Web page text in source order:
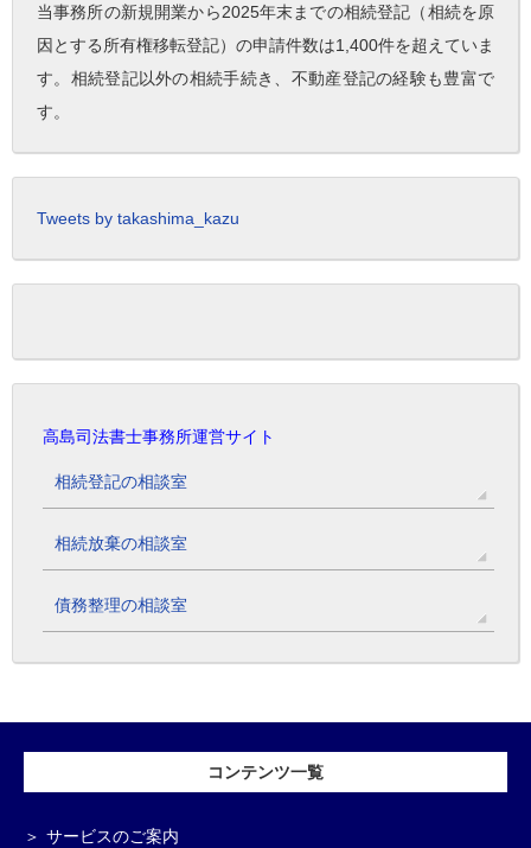
当事務所の新規開業から2025年末までの相続登記（相続を原
因とする所有権移転登記）の申請件数は1,400件を超えていま
す。相続登記以外の相続手続き、不動産登記の経験も豊富で
す。
Tweets by takashima_kazu
高島司法書士事務所運営サイト
相続登記の相談室
相続放棄の相談室
債務整理の相談室
コンテンツ一覧
サービスのご案内